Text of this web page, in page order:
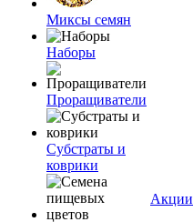
Миксы семян
Наборы
Проращиватели
Субстраты и
коврики
Акции